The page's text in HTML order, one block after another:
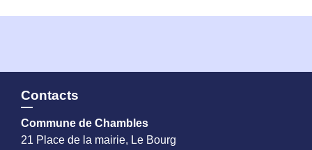
Contacts
Commune de Chambles
21 Place de la mairie, Le Bourg